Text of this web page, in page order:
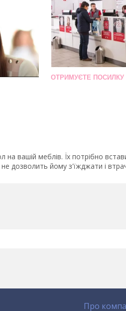
ОТРИМУЄТЕ ПОСИЛКУ
вашій меблів. Їх потрібно
дозволить йому з'їжджати і
Про